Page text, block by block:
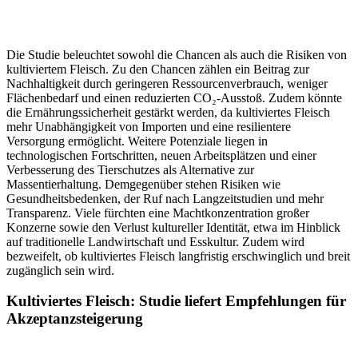
Die Studie beleuchtet sowohl die Chancen als auch die Risiken von
kultiviertem Fleisch. Zu den Chancen zählen ein Beitrag zur
Nachhaltigkeit durch geringeren Ressourcenverbrauch, weniger
Flächenbedarf und einen reduzierten CO₂-Ausstoß. Zudem könnte
die Ernährungssicherheit gestärkt werden, da kultiviertes Fleisch
mehr Unabhängigkeit von Importen und eine resilientere
Versorgung ermöglicht. Weitere Potenziale liegen in
technologischen Fortschritten, neuen Arbeitsplätzen und einer
Verbesserung des Tierschutzes als Alternative zur
Massentierhaltung. Demgegenüber stehen Risiken wie
Gesundheitsbedenken, der Ruf nach Langzeitstudien und mehr
Transparenz. Viele fürchten eine Machtkonzentration großer
Konzerne sowie den Verlust kultureller Identität, etwa im Hinblick
auf traditionelle Landwirtschaft und Esskultur. Zudem wird
bezweifelt, ob kultiviertes Fleisch langfristig erschwinglich und breit
zugänglich sein wird.
Kultiviertes Fleisch: Studie liefert Empfehlungen für
Akzeptanzsteigerung